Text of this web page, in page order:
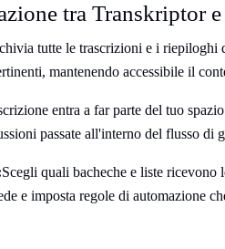
tra Transkriptor
tutte le trascrizioni e i riepiloghi
mantenendo accessibile il
entra a far parte del tuo
passate all'interno del flusso di
Scegli quali bacheche e liste ricevono
e imposta regole di automazione